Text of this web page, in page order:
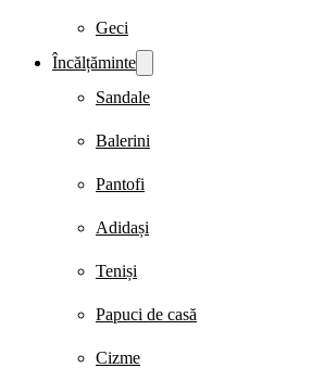
Geci
Încălțăminte
Sandale
Balerini
Pantofi
Adidași
Teniși
Papuci de casă
Cizme